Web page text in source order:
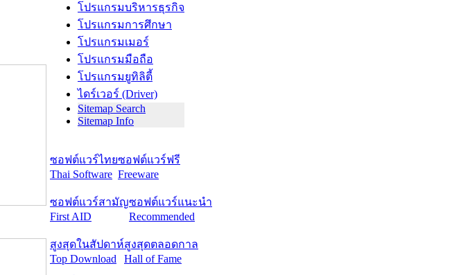
โปรแกรมบริหารธุรกิจ
โปรแกรมการศึกษา
โปรแกรมเมอร์
โปรแกรมมือถือ
โปรแกรมยูทิลิตี้
ไดร์เวอร์ (Driver)
Sitemap Search
Sitemap Info
ซอฟต์แวร์ไทย
Thai Software
ซอฟต์แวร์ฟรี
Freeware
ซอฟต์แวร์สามัญ
First AID
ซอฟต์แวร์แนะนำ
Recommended
สูงสุดในสัปดาห์
Top Download
สูงสุดตลอดกาล
Hall of Fame